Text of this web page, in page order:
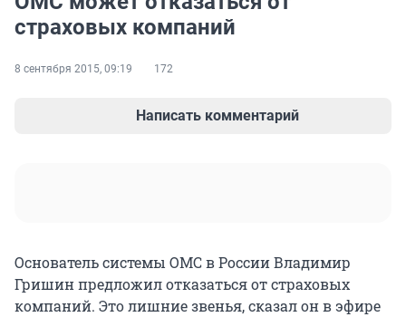
страховых компаний
8 сентября 2015, 09:19 172
Написать комментарий
Основатель системы ОМС в России Владимир
Гришин предложил отказаться от страховых
компаний. Это лишние звенья, сказал он в эфире